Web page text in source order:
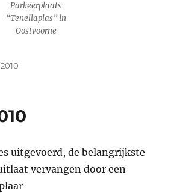
Parkeerplaats
“Tenellaplas” in
Oostvoorne
uitgevoerd, de belangrijkste
vervangen door een